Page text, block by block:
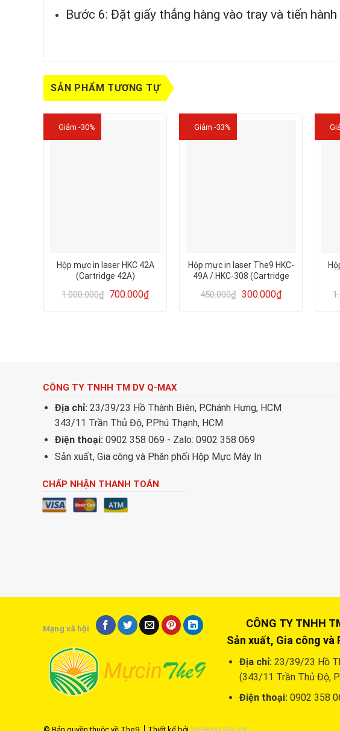
Bước 6: Đặt giấy thẳng hàng vào tray và tiến hành
SẢN PHẨM TƯƠNG TỰ
Giảm -30%
Hộp mực in laser HKC 42A
(Cartridge 42A)
1.000.000₫ 700.000₫
Giảm -33%
Hộp mực in laser The9 HKC-
49A / HKC-308 (Cartridge
450.000₫ 300.000₫
CÔNG TY TNHH TM DV Q-MAX
Địa chỉ: 23/39/23 Hồ Thành Biên, P.Chánh Hưng, HCM
343/11 Trần Thủ Độ, P.Phú Thạnh, HCM
Điện thoại: 0902 358 069 - Zalo: 0902 358 069
Sản xuất, Gia công và Phân phối Hộp Mực Máy In
CHẤP NHẬN THANH TOÁN
Mạng xã hội
CÔNG TY TNHH
Sản xuất, Gia công và
Địa chỉ: 23/39/23 Hồ
(343/11 Trần Thủ Độ,
Điện thoại: 0902 358